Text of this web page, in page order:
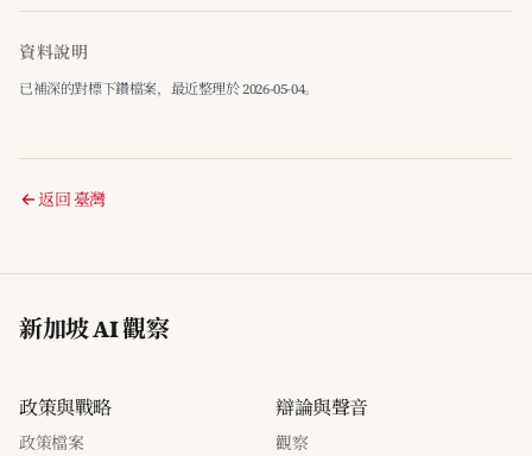
資料說明
已補深的對標下鑽檔案，最近整理於 2026-05-04。
返回 臺灣
新加坡 AI 觀察
政策與戰略
政策檔案
辯論與聲音
觀察